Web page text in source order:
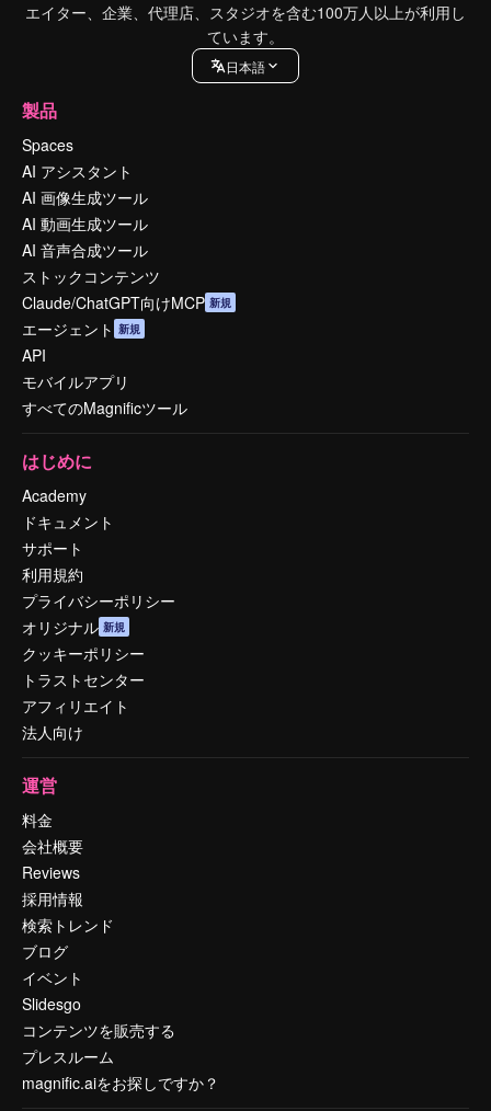
エイター、企業、代理店、スタジオを含む100万人以上が利用し
ています。
日本語
製品
Spaces
AI アシスタント
AI 画像生成ツール
AI 動画生成ツール
AI 音声合成ツール
ストックコンテンツ
Claude/ChatGPT向けMCP 新規
エージェント 新規
API
モバイルアプリ
すべてのMagnificツール
はじめに
Academy
ドキュメント
サポート
利用規約
プライバシーポリシー
オリジナル 新規
クッキーポリシー
トラストセンター
アフィリエイト
法人向け
運営
料金
会社概要
Reviews
採用情報
検索トレンド
ブログ
イベント
Slidesgo
コンテンツを販売する
プレスルーム
magnific.aiをお探しですか？